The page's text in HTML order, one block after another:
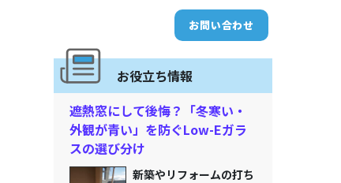
お問い合わせ
お役立ち情報
遮熱窓にして後悔？「冬寒い・
外観が青い」を防ぐLow-Eガラ
スの選び分け
新築やリフォームの打ち